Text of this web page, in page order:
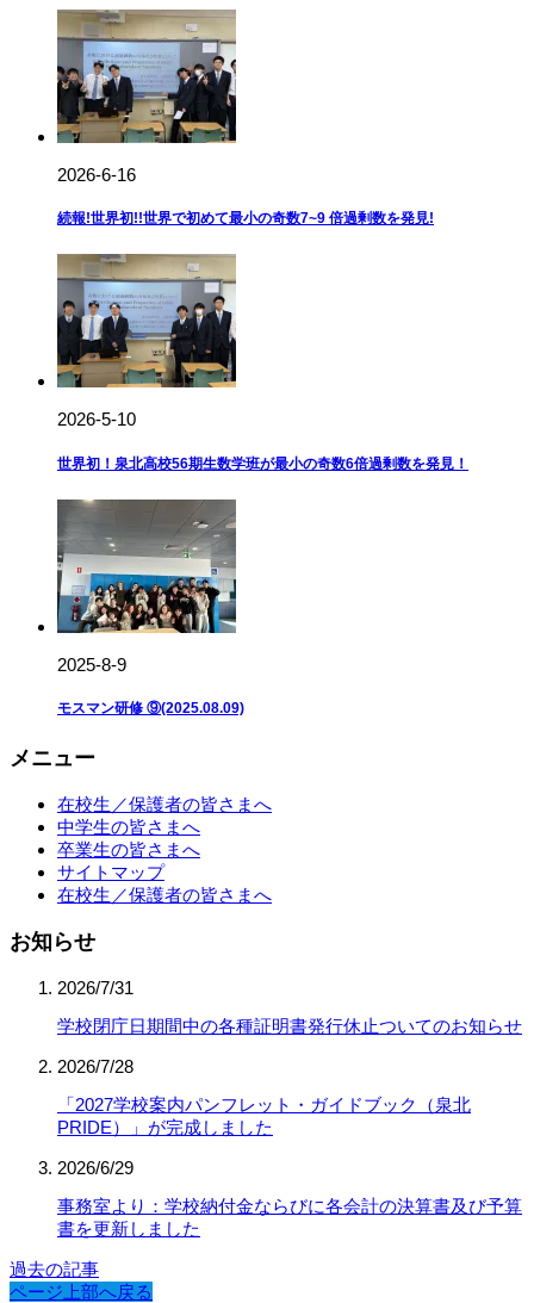
2026-6-16
続報!世界初!!世界で初めて最小の奇数7~9 倍過剰数を発見!
2026-5-10
世界初！泉北高校56期生数学班が最小の奇数6倍過剰数を発見！
2025-8-9
モスマン研修 ⑨(2025.08.09)
メニュー
在校生／保護者の皆さまへ
中学生の皆さまへ
卒業生の皆さまへ
サイトマップ
在校生／保護者の皆さまへ
お知らせ
2026/7/31
学校閉庁日期間中の各種証明書発行休止ついてのお知らせ
2026/7/28
「2027学校案内パンフレット・ガイドブック（泉北
PRIDE）」が完成しました
2026/6/29
事務室より：学校納付金ならびに各会計の決算書及び予算
書を更新しました
過去の記事
ページ上部へ戻る